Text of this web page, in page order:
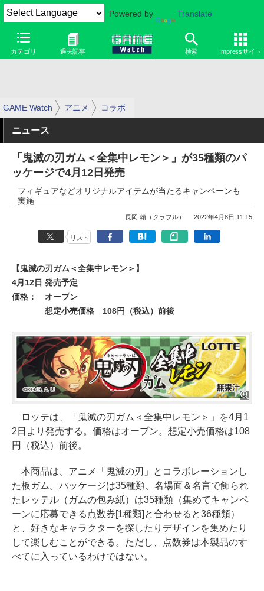
Powered by Translate
カテゴリ 過去記事 検索 Impressサイト
GAME Watch アニメ コラボ
ニュース
「鬼滅の刃ガム＜全集中レモン＞」が35種類のパ
ッケージで4月12日発売
フィギュアなどオリジナルアイテムが当たるキャンペーンも
実施
長岡 頼（クラフル） 2022年4月8日 11:15
リスト
【鬼滅の刃ガム＜全集中レモン＞】
4月12日 発売予定
価格：
オープン
想定小売価格 108円（税込）前後
ロッテは、「鬼滅の刃ガム＜全集中レモン＞」を4月1
2日より発売する。価格はオープン。想定小売価格は108
円（税込）前後。
本商品は、アニメ「鬼滅の刃」とコラボレーションし
た板ガム。パッケージは35種類、名場面＆名言で飾られ
たレッテル（ガムの包み紙）は35種類（集めてキャンペ
ーンに応募できる点数券[1種類]と合わせると36種類）
と、好きなキャラクターを探したりデザインを集めたり
して楽しむことができる。ただし、点数券は本製品のす
べてに入っているわけではない。